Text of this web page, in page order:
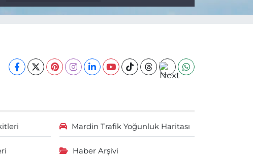
Mardin Trafik Yoğunluk Haritası
Haber Arşivi